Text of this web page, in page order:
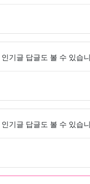
기글 답글도 볼 수 있습
기글 답글도 볼 수 있습